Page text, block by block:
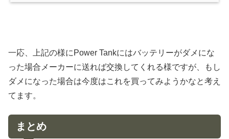
一応、上記の様にPower Tankにはバッテリーがダメにな
った場合メーカーに送れば交換してくれる様ですが、もし
ダメになった場合は今度はこれを買ってみようかなと考え
てます。
まとめ